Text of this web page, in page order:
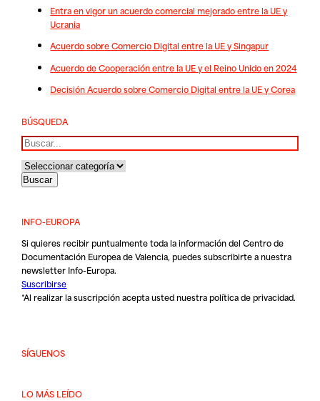
Entra en vigor un acuerdo comercial mejorado entre la UE y
Ucrania
Acuerdo sobre Comercio Digital entre la UE y Singapur
Acuerdo de Cooperación entre la UE y el Reino Unido en 2024
Decisión Acuerdo sobre Comercio Digital entre la UE y Corea
BÚSQUEDA
Buscar
INFO-EUROPA
Si quieres recibir puntualmente toda la información del Centro de
Documentación Europea de Valencia, puedes subscribirte a nuestra
newsletter Info-Europa.
Suscribirse
*Al realizar la suscripción acepta usted nuestrapolítica de privacidad.
SÍGUENOS
LO MÁS LEÍDO